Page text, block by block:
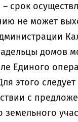
срок
не может
домов
Единого
этого
с